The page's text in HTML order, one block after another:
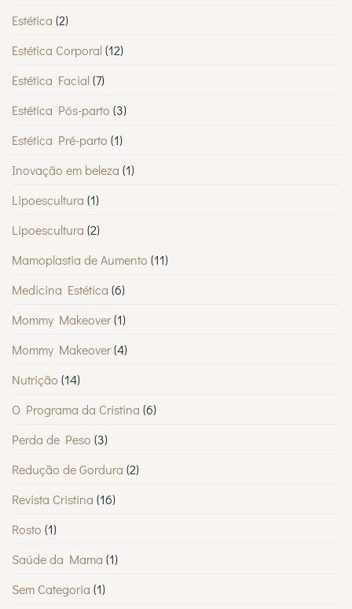
Estética (2)
Estética Corporal(12)
Estética Facial(7)
Estética Pós-parto (3)
Estética Pré-parto (1)
Inovação em beleza (1)
Lipoescultura (1)
Lipoescultura (2)
Mamoplastia de Aumento (11)
Medicina Estética (6)
Mommy Makeover(1)
Mommy Makeover(4)
Nutrição (14)
O Programa da Cristina (6)
Perda de Peso (3)
Redução de Gordura (2)
Revista Cristina (16)
Rosto (1)
Saúde da Mama (1)
Sem Categoria (1)